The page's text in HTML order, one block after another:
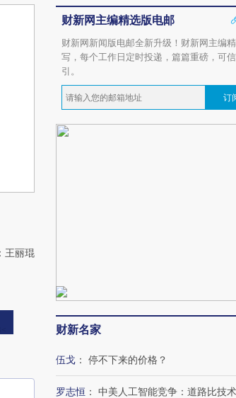
王丽琨
财新网主编精选版电邮
财新网新闻版电邮全新升级！财新网主编
写，每个工作日定时投递，篇篇重磅，可
引。
订
财新名家
伍戈 ： 停不下来的价格？
罗志恒 ： 中美人工智能竞争：道路比技